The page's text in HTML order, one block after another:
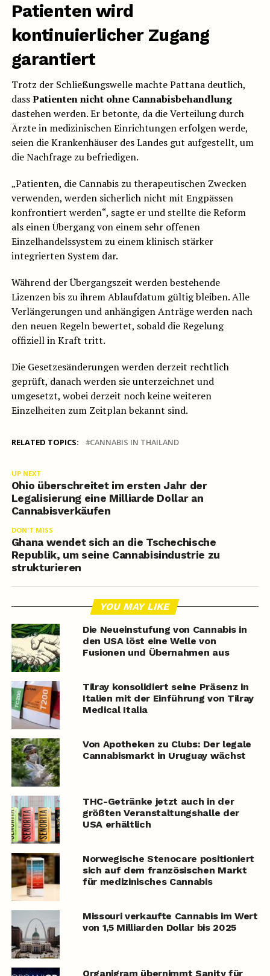
Patienten wird
kontinuierlicher Zugang
garantiert
Trotz der Schließungswelle machte Pattana deutlich,
dassPatienten nicht ohne Cannabisbehandlung
dastehen werden. Er betonte, da die Verteilung durch
Ärzte in medizinischen Einrichtungen erfolgen werde,
seien die Krankenhäuser des Landes gut aufgestellt, um
die Nachfrage zu befriedigen.
„Patienten, die Cannabis zu therapeutischen Zwecken
verwenden, werden sicherlich nicht mit Engpässen
konfrontiert werden“, sagte er und stellte die Reform
als einen Übergang von einem sehr offenen
Einzelhandelssystem zu einem klinisch stärker
integrierten System dar.
Während der Übergangszeit werden bestehende
Lizenzen bis zu ihrem Ablaufdatum gültig bleiben. Alle
Verlängerungen und anhängigen Anträge werden nach
den neuen Regeln bewertet, sobald die Regelung
offiziell in Kraft tritt.
Die Gesetzesänderungen werden derzeit rechtlich
geprüft, danach werden sie unterzeichnet und
umgesetzt, wobei derzeit noch keine weiteren
Einzelheiten zum Zeitplan bekannt sind.
RELATED TOPICS: CANNABIS IN THAILAND
UP NEXT
Ohio überschreitet im ersten Jahr der
Legalisierung eine Milliarde Dollar an
Cannabisverkäufen
DON'T MISS
Ghana wendet sich an die Tschechische
Republik, um seine Cannabisindustrie zu
strukturieren
YOU MAY LIKE
Die Neueinstufung von Cannabis in
den USA löst eine Welle von
Fusionen und Übernahmen aus
Tilray konsolidiert seine Präsenz in
Italien mit der Einführung von Tilray
Medical Italia
Von Apotheken zu Clubs: Der legale
Cannabismarkt in Uruguay wächst
THC-Getränke jetzt auch in der
größten Veranstaltungshalle der
USA erhältlich
Norwegische Stenocare positioniert
sich auf dem französischen Markt
für medizinisches Cannabis
Missouri verkaufte Cannabis im Wert
von 1,5 Milliarden Dollar bis 2025
Organigram übernimmt Sanity für